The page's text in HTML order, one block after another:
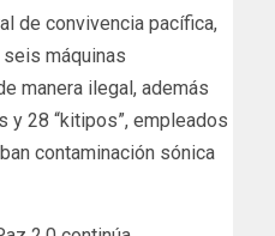
de convivencia pacífica,
máquinas
manera ilegal, además
y 28 “kitipos”, empleados
contaminación sónica